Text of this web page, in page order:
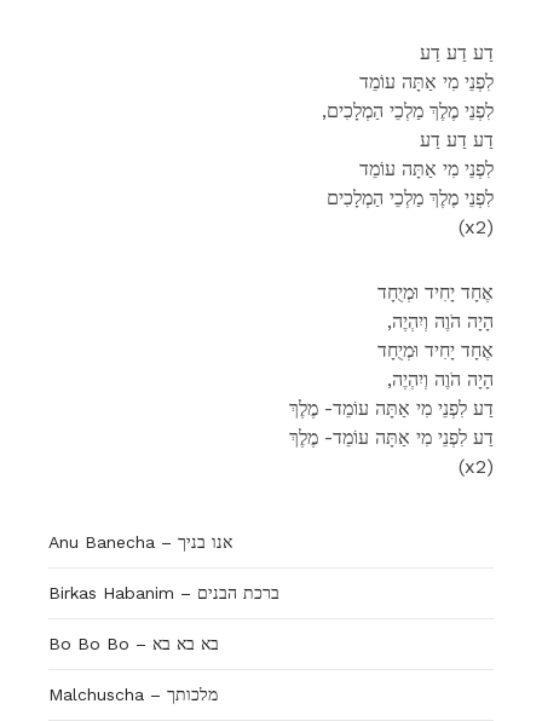
דַע דַע דַע
לִפְנֵי מִי אַתָּה עוֹמֵד
,לִפְנֵי מֶלֶךְ מַלְכֵי הַמְלָכִים
דַע דַע דַע
לִפְנֵי מִי אַתָּה עוֹמֵד
לִפְנֵי מֶלֶךְ מַלְכֵי הַמְלָכִים
(x2)
אֶחָד יָחִיד וּמְיֻחָד
,הָיָה הֹוֶה וְיִהְיֶה
אֶחָד יָחִיד וּמְיֻחָד
,הָיָה הֹוֶה וְיִהְיֶה
דַע לִפְנֵי מִי אַתָּה עוֹמֵד- מֶלֶךְ
דַע לִפְנֵי מִי אַתָּה עוֹמֵד- מֶלֶךְ
(x2)
Anu Banecha – אנו בניך
Birkas Habanim – ברכת הבנים
Bo Bo Bo – בא בא בא
Malchuscha – מלכותך